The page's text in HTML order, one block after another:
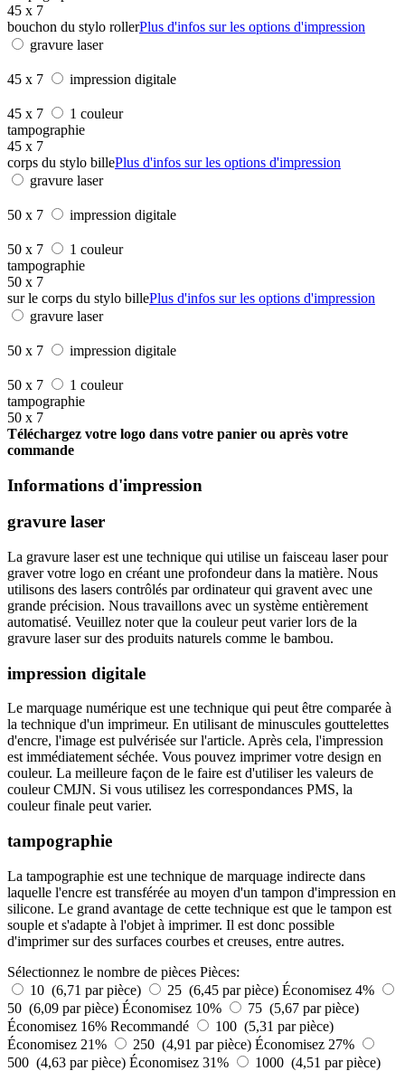
45 x 7
bouchon du stylo rollerPlus d'infos sur les options d'impression
gravure laser
45 x 7 impression digitale
45 x 7
1 couleur
tampographie
45 x 7
corps du stylo billePlus d'infos sur les options d'impression
gravure laser
50 x 7 impression digitale
50 x 7
1 couleur
tampographie
50 x 7
sur le corps du stylo billePlus d'infos sur les options d'impression
gravure laser
50 x 7 impression digitale
50 x 7
1 couleur
tampographie
50 x 7
Téléchargez votre logo dans votre panier ou après votre
commande
Informations d'impression
gravure laser
La gravure laser est une technique qui utilise un faisceau laser pour
graver votre logo en créant une profondeur dans la matière. Nous
utilisons des lasers contrôlés par ordinateur qui gravent avec une
grande précision. Nous travaillons avec un système entièrement
automatisé. Veuillez noter que la couleur peut varier lors de la
gravure laser sur des produits naturels comme le bambou.
impression digitale
Le marquage numérique est une technique qui peut être comparée à
la technique d'un imprimeur. En utilisant de minuscules gouttelettes
d'encre, l'image est pulvérisée sur l'article. Après cela, l'impression
est immédiatement séchée. Vous pouvez imprimer votre design en
couleur. La meilleure façon de le faire est d'utiliser les valeurs de
couleur CMJN. Si vous utilisez les correspondances PMS, la
couleur finale peut varier.
tampographie
La tampographie est une technique de marquage indirecte dans
laquelle l'encre est transférée au moyen d'un tampon d'impression en
silicone. Le grand avantage de cette technique est que le tampon est
souple et s'adapte à l'objet à imprimer. Il est donc possible
d'imprimer sur des surfaces courbes et creuses, entre autres.
Sélectionnez le nombre de pièces Pièces:
10 (6,71 par pièce)
25 (6,45 par pièce) Économisez 4%
50 (6,09 par pièce) Économisez 10%
75 (5,67 par pièce)
Économisez 16% Recommandé
100 (5,31 par pièce)
Économisez 21%
250 (4,91 par pièce) Économisez 27%
500 (4,63 par pièce) Économisez 31%
1000 (4,51 par pièce)